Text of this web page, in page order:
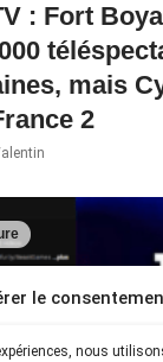
le
nous
: Fort
mais
2